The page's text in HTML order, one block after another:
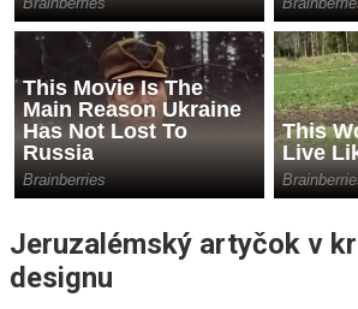
Jeruzalémský artyčok v
designu